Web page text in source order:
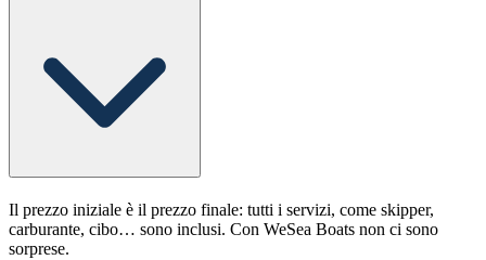
Il prezzo iniziale è il prezzo finale: tutti i servizi, come skipper,
carburante, cibo… sono inclusi. Con WeSea Boats non ci sono
sorprese.